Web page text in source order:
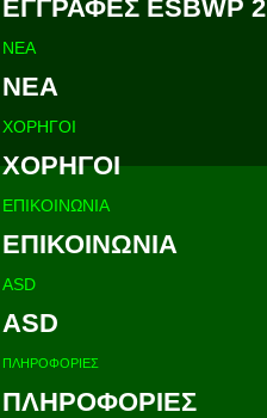
ΕΓΓΡΑΦΕΣ ESBWP 2
ΝΕΑ
ΝΕΑ
ΧΟΡΗΓΟΙ
ΧΟΡΗΓΟΙ
ΕΠΙΚΟΙΝΩΝΙΑ
ΕΠΙΚΟΙΝΩΝΙΑ
ASD
ASD
ΠΛΗΡΟΦΟΡΙΕΣ
ΠΛΗΡΟΦΟΡΙΕΣ